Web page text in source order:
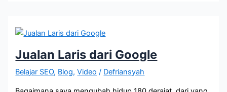
10
Kali
Lipat
Jualan Laris dari Google
Belajar SEO, Blog,Video / Defriansyah